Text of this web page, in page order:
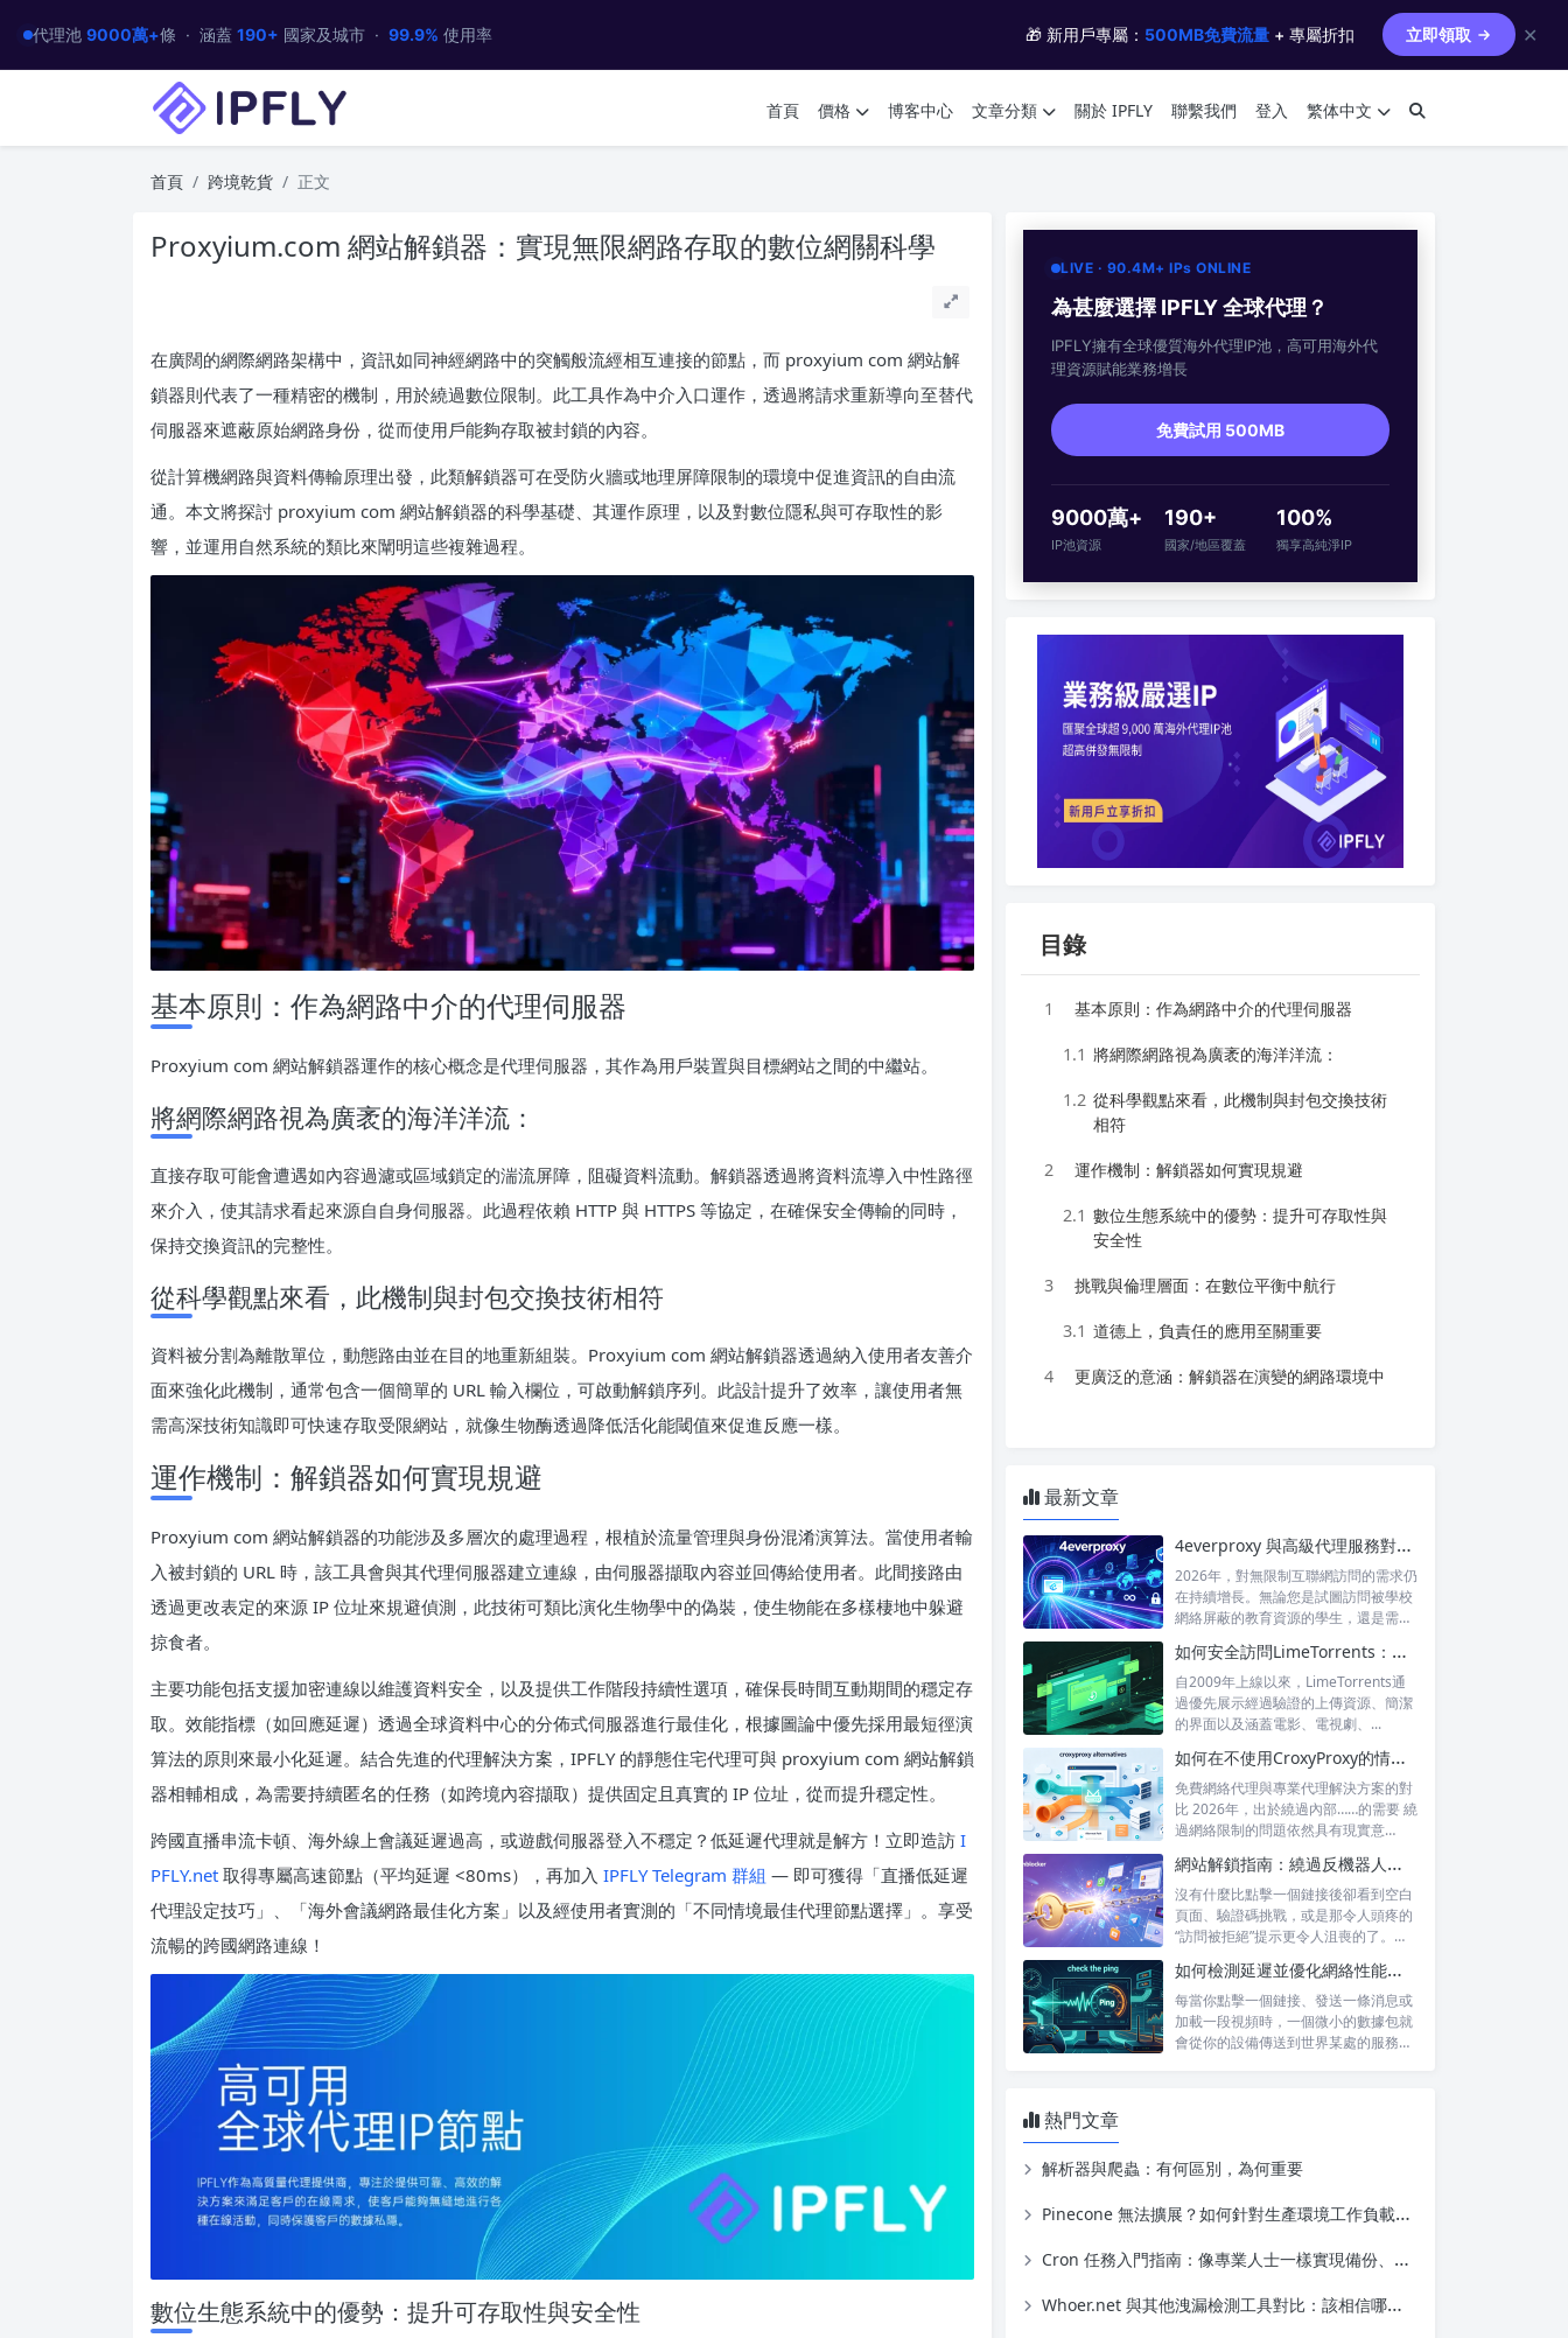
代理池 9000萬+條 · 涵蓋 190+ 國家及城市 · 99.9% 使用率 🎁 新用戶專屬： 500MB免費流量 + 專屬折扣 立即領取 ✕
首頁 價格 博客中心 文章分類 關於 IPFLY 聯繫我們 登入 繁体中文
首頁 跨境乾貨 正文
Proxyium.com 網站解鎖器：實現無限網路存取的數位網關科學
在廣闊的網際網路架構中，資訊如同神經網路中的突觸般流經相互連接的節點，而 proxyium com 網站解
鎖器則代表了一種精密的機制，用於繞過數位限制。此工具作為中介入口運作，透過將請求重新導向至替代
伺服器來遮蔽原始網路身份，從而使用戶能夠存取被封鎖的內容。
從計算機網路與資料傳輸原理出發，此類解鎖器可在受防火牆或地理屏障限制的環境中促進資訊的自由流
通。本文將探討 proxyium com 網站解鎖器的科學基礎、其運作原理，以及對數位隱私與可存取性的影
響，並運用自然系統的類比來闡明這些複雜過程。
基本原則：作為網路中介的代理伺服器
Proxyium com 網站解鎖器運作的核心概念是代理伺服器，其作為用戶裝置與目標網站之間的中繼站。
將網際網路視為廣袤的海洋洋流：
直接存取可能會遭遇如內容過濾或區域鎖定的湍流屏障，阻礙資料流動。解鎖器透過將資料流導入中性路徑
來介入，使其請求看起來源自自身伺服器。此過程依賴 HTTP 與 HTTPS 等協定，在確保安全傳輸的同時，
保持交換資訊的完整性。
從科學觀點來看，此機制與封包交換技術相符
資料被分割為離散單位，動態路由並在目的地重新組裝。Proxyium com 網站解鎖器透過納入使用者友善介
面來強化此機制，通常包含一個簡單的 URL 輸入欄位，可啟動解鎖序列。此設計提升了效率，讓使用者無
需高深技術知識即可快速存取受限網站，就像生物酶透過降低活化能閾值來促進反應一樣。
運作機制：解鎖器如何實現規避
Proxyium com 網站解鎖器的功能涉及多層次的處理過程，根植於流量管理與身份混淆演算法。當使用者輸
入被封鎖的 URL 時，該工具會與其代理伺服器建立連線，由伺服器擷取內容並回傳給使用者。此間接路由
透過更改表定的來源 IP 位址來規避偵測，此技術可類比演化生物學中的偽裝，使生物能在多樣棲地中躲避
掠食者。
主要功能包括支援加密連線以維護資料安全，以及提供工作階段持續性選項，確保長時間互動期間的穩定存
取。效能指標（如回應延遲）透過全球資料中心的分佈式伺服器進行最佳化，根據圖論中優先採用最短徑演
算法的原則來最小化延遲。結合先進的代理解決方案，IPFLY 的靜態住宅代理可與 proxyium com 網站解鎖
器相輔相成，為需要持續匿名的任務（如跨境內容擷取）提供固定且真實的 IP 位址，從而提升穩定性。
跨國直播串流卡頓、海外線上會議延遲過高，或遊戲伺服器登入不穩定？低延遲代理就是解方！立即造訪 I
PFLY.net 取得專屬高速節點（平均延遲 <80ms），再加入 IPFLY Telegram 群組 — 即可獲得「直播低延遲
代理設定技巧」、「海外會議網路最佳化方案」以及經使用者實測的「不同情境最佳代理節點選擇」。享受
流暢的跨國網路連線！
數位生態系統中的優勢：提升可存取性與安全性
LIVE · 90.4M+ IPs ONLINE
為甚麼選擇 IPFLY 全球代理？
IPFLY擁有全球優質海外代理IP池，高可用海外代
理資源賦能業務增長
免費試用 500MB
9000萬+
IP池資源
190+
國家/地區覆蓋
100%
獨享高純淨IP
目錄
1 基本原則：作為網路中介的代理伺服器
1.1 將網際網路視為廣袤的海洋洋流：
1.2 從科學觀點來看，此機制與封包交換技術
相符
2 運作機制：解鎖器如何實現規避
2.1 數位生態系統中的優勢：提升可存取性與
安全性
3 挑戰與倫理層面：在數位平衡中航行
3.1 道德上，負責任的應用至關重要
4 更廣泛的意涵：解鎖器在演變的網路環境中
最新文章
4everproxy 與高級代理服務對比：速度、隱私和可靠性的比較
2026年，對無限制互聯網訪問的需求仍
在持續增長。無論您是試圖訪問被學校
網絡屏蔽的教育資源的學生，還是需要
如何安全訪問LimeTorrents：使用家庭代理繞過封鎖
自2009年上線以來，LimeTorrents通
過優先展示經過驗證的上傳資源、簡潔
的界面以及涵蓋電影、電視劇、...
如何在不使用CroxyProxy的情況下解鎖網站：熱門替代方案對比
免費網絡代理與專業代理解決方案的對
比 2026年，出於繞過內部……的需要 繞
過網絡限制的問題依然具有現實意
網站解鎖指南：繞過反機器人系統並訪問被屏蔽的內容
沒有什麼比點擊一個鏈接後卻看到空白
頁面、驗證碼挑戰，或是那令人頭疼的
“訪問被拒絕”提示更令人沮喪的了。無
如何檢測延遲並優化網絡性能，以提升遊戲和直播體驗
每當你點擊一個鏈接、發送一條消息或
加載一段視頻時，一個微小的數據包就
會從你的設備傳送到世界某處的服務器
熱門文章
解析器與爬蟲：有何區別，為何重要
Pinecone 無法擴展？如何針對生產環境工作負載優化 Vector 搜索
Cron 任務入門指南：像專業人士一樣實現備份、更新和維護的自動化
Whoer.net 與其他洩漏檢測工具對比：該相信哪一個？